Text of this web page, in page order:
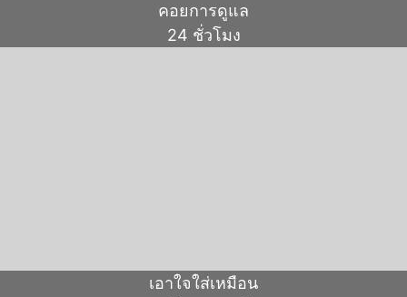
คอยการดูแล
24 ชั่วโมง
เอาใจใส่เหมือน